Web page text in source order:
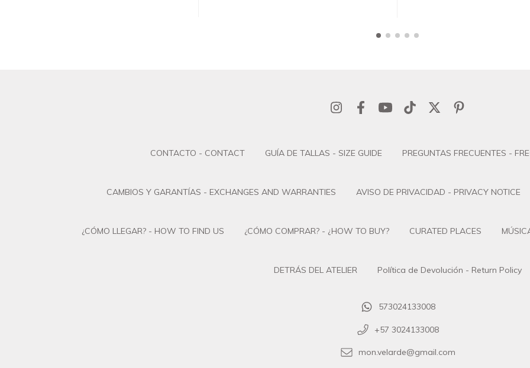
CONTACTO - CONTACT GUÍA DE TALLAS - SIZE GUIDE PREGUNTAS FRECUENTES -
CAMBIOS Y GARANTÍAS - EXCHANGES AND WARRANTIES AVISO DE PRIVACIDAD - PRIVACY NOTICE
¿CÓMO LLEGAR? - HOW TO FIND US ¿CÓMO COMPRAR? - ¿HOW TO BUY? CURATED PLACES
DETRÁS DEL ATELIER Política de Devolución - Return Policy
573024133008
+57 3024133008
mon.velarde@gmail.com